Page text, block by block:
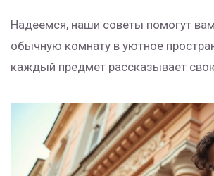
Надеемся, наши советы помогут
обычную комнату в уютное
каждый предмет рассказывает